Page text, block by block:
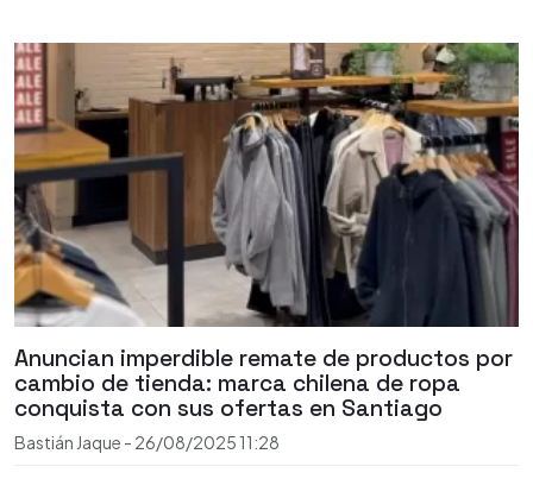
Anuncian imperdible remate de productos por
cambio de tienda: marca chilena de ropa
conquista con sus ofertas en Santiago
Bastián Jaque - 26/08/2025 11:28